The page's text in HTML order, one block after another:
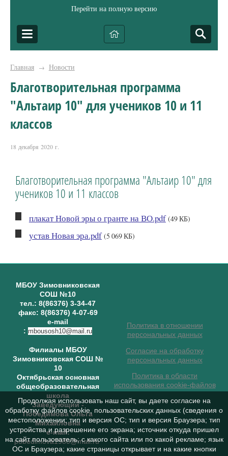
Перейти на полную версию
Главная → Новости
Благотворительная программа
"Альтаир 10" для учеников 10 и 11
классов
18 декабря 2020 г.
Благотворительная программа "Альтаир 10" для
учеников 10 и 11 классов
плакат Новой эры о гранте на ВО.pdf (49 КБ)
устав Новая эра.pdf (5 069 КБ)
МБОУ Зимовниковская
СОШ №10
тел.: 8(86376) 3-34-47
факс: 8(86376) 4-07-69
e-mail
: mbousosh10@mail.ru
Филиалы МБОУ
Зимовниковская СОШ №
10
Октябрьская основная
общеобразовательная
школа
Заведующий-
Победимова Ольга
Михайловна
e-mail:
pobedimova1980@mail.ru
Политика в отношении
персональных данных
Согласие на обработку
персональных данных
Политика в области
использования cookie-файлов
Продолжая использовать наш сайт, вы даете согласие на
обработку файлов cookie, пользовательских данных (сведения о
местоположении; тип и версия ОС; тип и версия Браузера; тип
устройства и разрешение его экрана; источник откуда пришел
на сайт пользователь; с какого сайта или по какой рекламе; язык
ОС и Браузера; какие страницы открывает и на какие кнопки